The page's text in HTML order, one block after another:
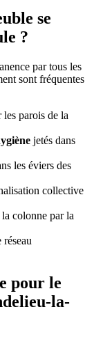
se
?
par tous les
sont fréquentes
les parois de la
jetés dans
les éviers des
collective
colonne par la
pour le
la-